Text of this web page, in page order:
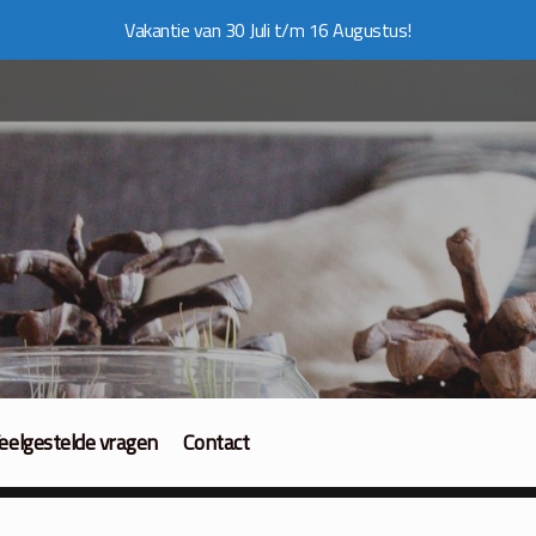
Vakantie van 30 Juli t/m 16 Augustus!
vragen Contact